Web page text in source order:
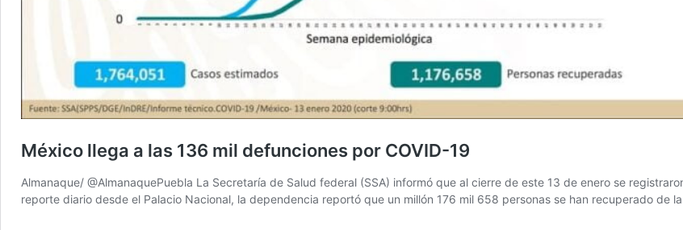
México llega a las 136 mil defunciones por COVID-19
Almanaque/ @AlmanaquePuebla La Secretaría de Salud federal (SSA) informó que al cierre de este 13 de enero se
reporte diario desde el Palacio Nacional, la dependencia reportó que un millón 176 mil 658 personas se han recuperado de